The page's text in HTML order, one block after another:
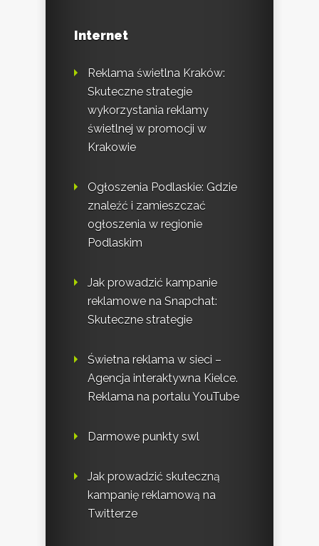
Internet
Reklama świetlna Kraków:
Skuteczne strategie
wykorzystania reklamy
świetlnej w promocji w
Krakowie
Ogłoszenia Podlaskie: Gdzie
znaleźć i zamieszczać
ogłoszenia w regionie
Podlaskim
Jak prowadzić kampanie
reklamowe na Snapchat:
Skuteczne strategie
Świetna reklama w sieci –
Agencja interaktywna Kielce.
Reklama na portalu YouTube
Darmowe punkty swl
Jak prowadzić skuteczną
kampanię reklamową na
Twitterze